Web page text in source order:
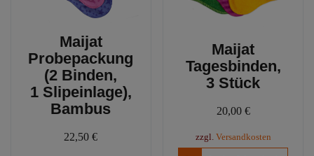
Maijat
Probepackung
(2 Binden,
1 Slipeinlage),
Bambus
22,50€
Maijat
Tagesbinden,
3 Stück
20,00 €
zzgl. Versandkosten